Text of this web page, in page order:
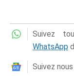
Suivez
WhatsApp
Suivez